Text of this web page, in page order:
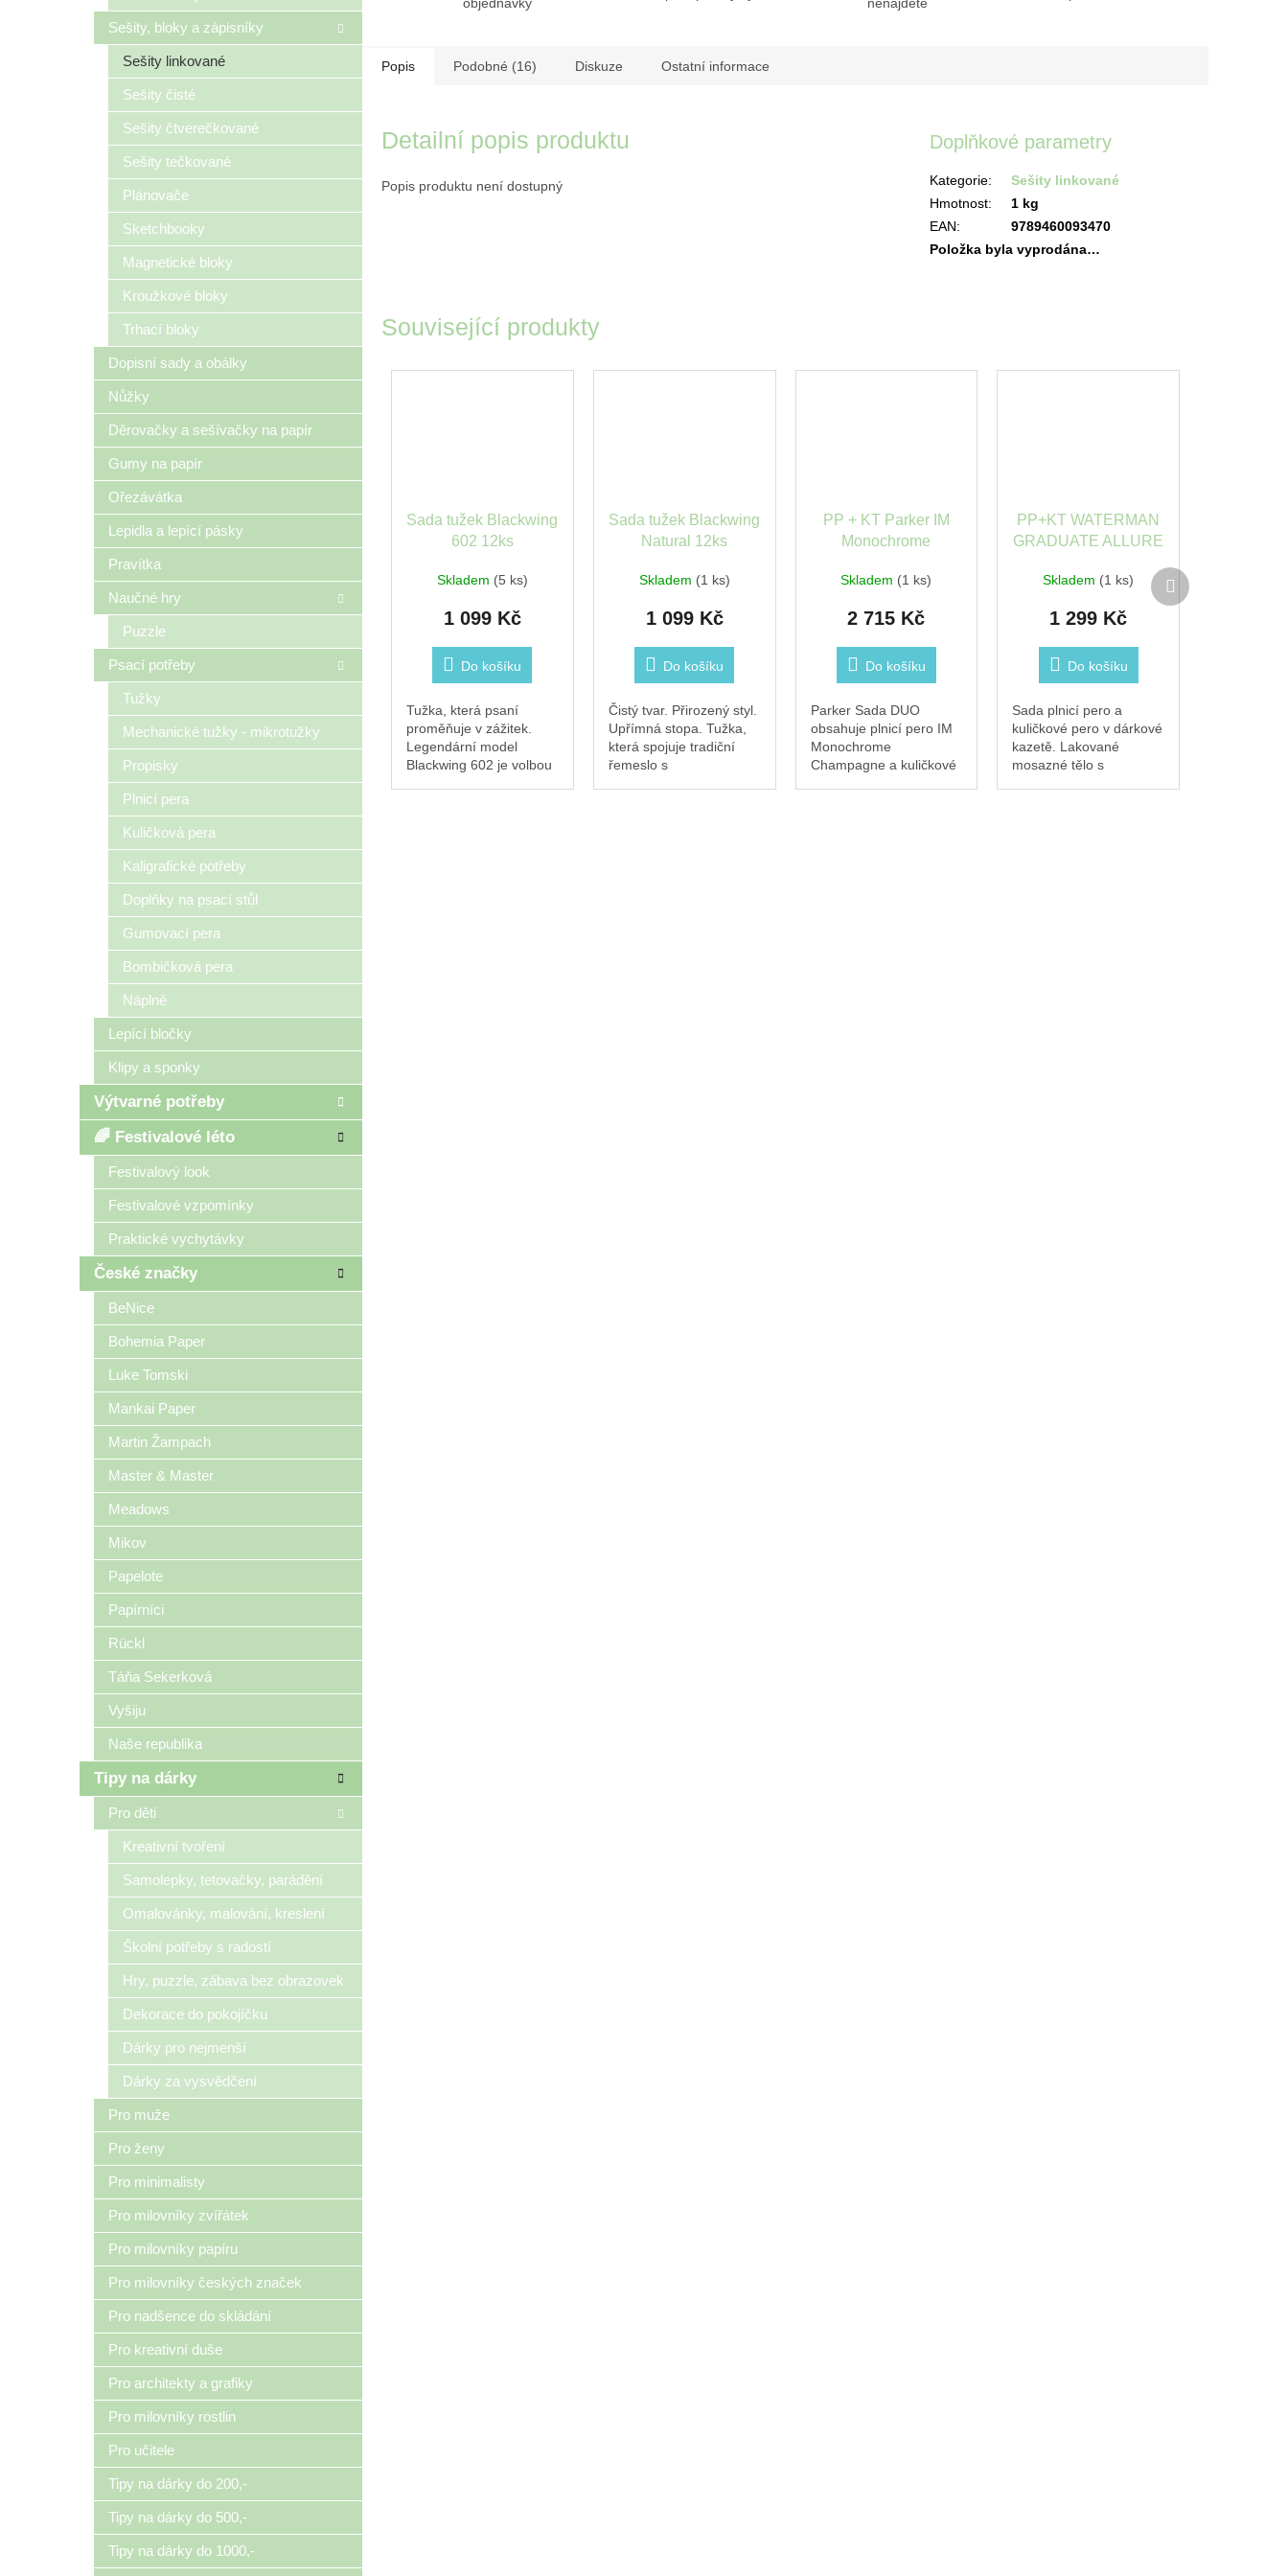
Sešity, bloky a zápisníky
Sešity linkované
Sešity čisté
Sešity čtverečkované
Sešity tečkované
Plánovače
Sketchbooky
Magnetické bloky
Kroužkové bloky
Trhací bloky
Dopisní sady a obálky
Nůžky
Děrovačky a sešívačky na papír
Gumy na papír
Ořezávátka
Lepidla a lepící pásky
Pravítka
Naučné hry
Puzzle
Psací potřeby
Tužky
Mechanické tužky - mikrotužky
Propisky
Plnicí pera
Kuličková pera
Kaligrafické potřeby
Doplňky na psací stůl
Gumovací pera
Bombičková pera
Náplně
Lepící bločky
Klipy a sponky
Výtvarné potřeby
🌈 Festivalové léto
Festivalový look
Festivalové vzpomínky
Praktické vychytávky
České značky
BeNice
Bohemia Paper
Luke Tomski
Mankai Paper
Martin Žampach
Master & Master
Meadows
Mikov
Papelote
Papírníci
Rückl
Táňa Sekerková
Vyšiju
Naše republika
Tipy na dárky
Pro děti
Kreativní tvoření
Samolepky, tetovačky, parádění
Omalovánky, malování, kreslení
Školní potřeby s radostí
Hry, puzzle, zábava bez obrazovek
Dekorace do pokojíčku
Dárky pro nejmenší
Dárky za vysvědčení
Pro muže
Pro ženy
Pro minimalisty
Pro milovníky zvířátek
Pro milovníky papíru
Pro milovníky českých značek
Pro nadšence do skládání
Pro kreativní duše
Pro architekty a grafiky
Pro milovníky rostlin
Pro učitele
Tipy na dárky do 200,-
Tipy na dárky do 500,-
Tipy na dárky do 1000,-
Související produkty
Sada tužek Blackwing
602 12ks
Skladem (5 ks)
1 099 Kč
Do košíku
Tužka, která psaní
proměňuje v zážitek.
Legendární model
Blackwing 602 je volbou
Sada tužek Blackwing
Natural 12ks
Skladem (1 ks)
1 099 Kč
Do košíku
Čistý tvar. Přirozený styl.
Upřímná stopa. Tužka,
která spojuje tradiční
řemeslo s
PP + KT Parker IM
Monochrome
box
Skladem (1 ks)
2 715 Kč
Do košíku
Parker Sada DUO
obsahuje plnicí pero IM
Monochrome
Champagne a kuličkové
PP+KT WATERMAN
GRADUATE ALLURE
Skladem (1 ks)
1 299 Kč
Do košíku
Sada plnicí pero a
kuličkové pero v dárkové
kazetě. Lakované
mosazné tělo s
Další
produkt
Popis Podobné (16) Diskuze Ostatní informace
Detailní popis produktu
Popis produktu není dostupný
Doplňkové parametry
Kategorie:
Sešity linkované
Hmotnost:
1 kg
EAN:
9789460093470
Položka byla vyprodána…